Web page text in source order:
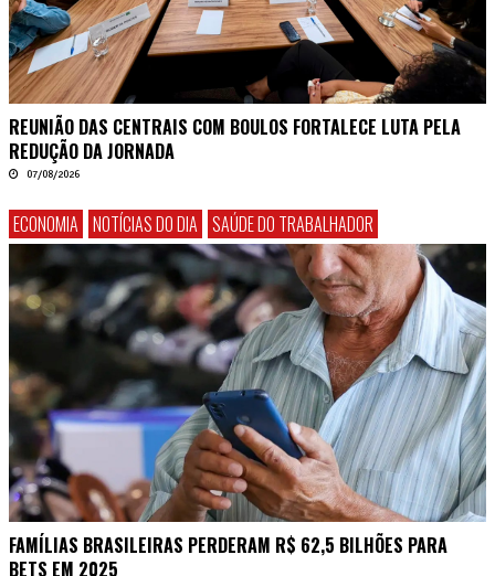
REUNIÃO DAS CENTRAIS COM BOULOS FORTALECE LUTA PELA
REDUÇÃO DA JORNADA
07/08/2026
ECONOMIA NOTÍCIAS DO DIA SAÚDE DO TRABALHADOR
FAMÍLIAS BRASILEIRAS PERDERAM R$ 62,5 BILHÕES PARA
BETS EM 2025